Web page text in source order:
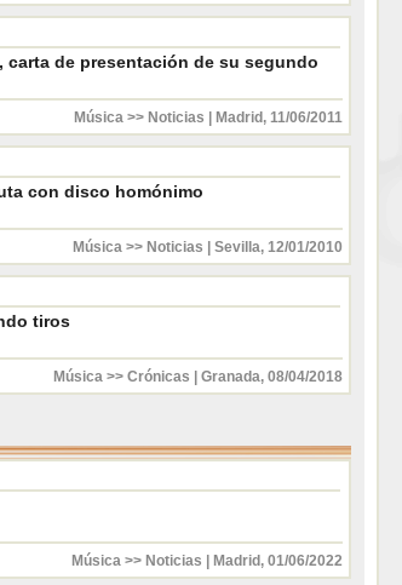
carta de presentación de su segundo
Música >> Noticias Madrid , 11/06/2011
con disco homónimo
Música >> Noticias Sevilla, 12/01/2010
tiros
Música >> Crónicas Granada, 08/04/2018
Música >> Noticias Madrid , 01/06/2022